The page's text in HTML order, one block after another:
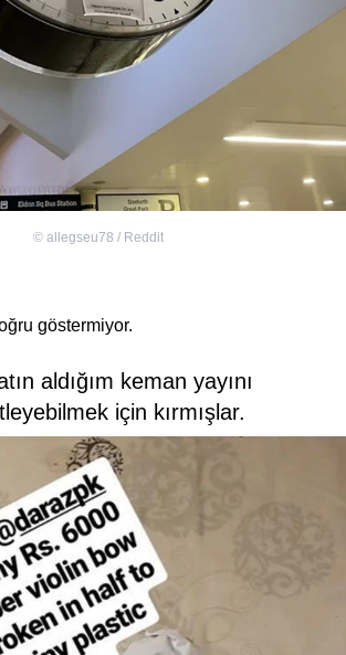
© allegseu78 / Reddit
göstermiyor.
aldığım keman yayını
için kırmışlar.